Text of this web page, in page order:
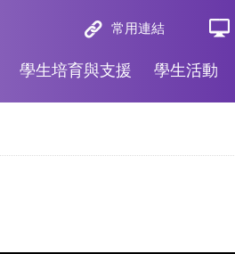
常用連結
學生培育與支援 學生活動